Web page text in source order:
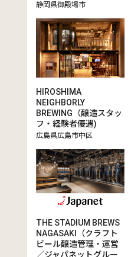
静岡県御殿場市
HIROSHIMA
NEIGHBORLY
BREWING（醸造スタッ
フ・経験者優遇)
広島県広島市中区
THE STADIUM BREWS
NAGASAKI（クラフト
ビール醸造管理・運営
／ジャパネットグルー